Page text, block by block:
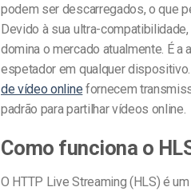
podem ser descarregados, o que
Devido à sua ultra-
domina o mercado atualmente. É
espetador em qualquer
de vídeo online fornecem
padrão para partilhar vídeos online.
Como funciona o
O HTTP Live Streaming (HLS) é